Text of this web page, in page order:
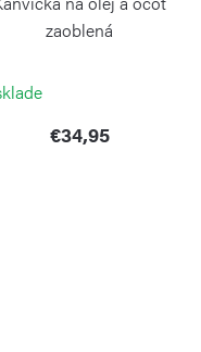
zaoblená
€34,95